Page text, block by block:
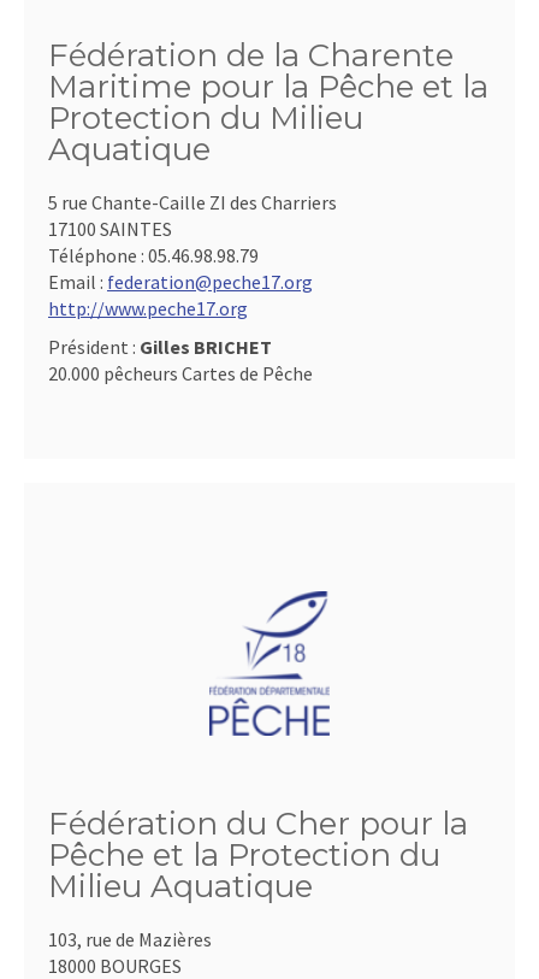
Fédération de la Charente
Maritime pour la Pêche et la
Protection du Milieu
Aquatique
5 rue Chante-Caille ZI des Charriers
17100 SAINTES
Téléphone : 05.46.98.98.79
Email : federation@peche17.org
http://www.peche17.org
Président : Gilles BRICHET
20.000 pêcheurs Cartes de Pêche
Fédération du Cher pour la
Pêche et la Protection du
Milieu Aquatique
103, rue de Mazières
18000 BOURGES